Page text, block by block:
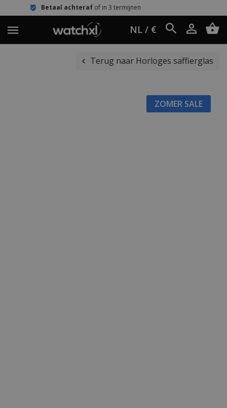
achterafof in 3 termijnen
NL / €
Terug naar Horloges saffierglas
ZOMER SALE